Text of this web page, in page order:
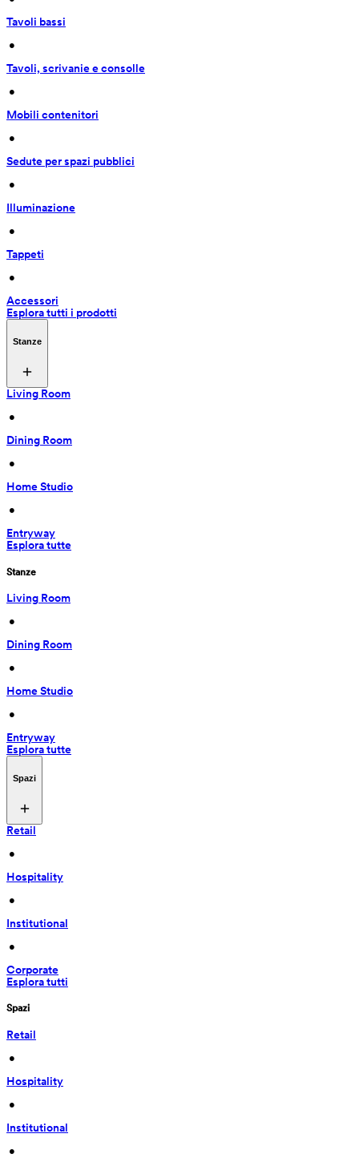
Tavoli bassi
•
Tavoli, scrivanie e consolle
•
Mobili contenitori
•
Sedute per spazi pubblici
•
Illuminazione
•
Tappeti
•
Accessori
Esplora tutti i prodotti
Stanze
Living Room
•
Dining Room
•
Home Studio
•
Entryway
Esplora tutte
Stanze
Living Room
•
Dining Room
•
Home Studio
•
Entryway
Esplora tutte
Spazi
Retail
•
Hospitality
•
Institutional
•
Corporate
Esplora tutti
Spazi
Retail
•
Hospitality
•
Institutional
•